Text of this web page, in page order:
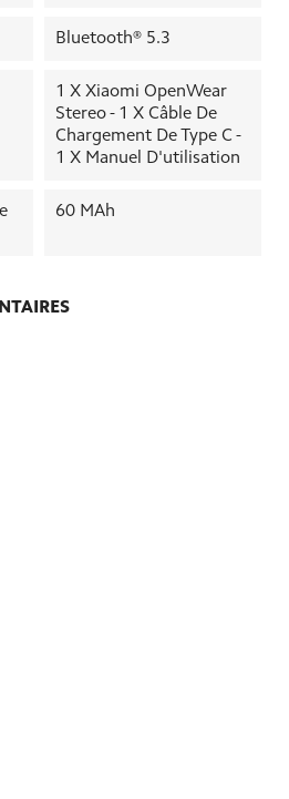
Bluetooth® 5.3
1 X Xiaomi OpenWear
Stereo - 1 X Câble De
Chargement De Type C -
1 X Manuel D'utilisation
60 MAh